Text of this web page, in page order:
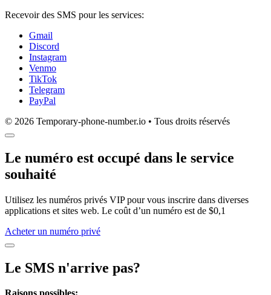
Recevoir des SMS pour les services:
Gmail
Discord
Instagram
Venmo
TikTok
Telegram
PayPal
© 2026 Temporary-phone-number.io • Tous droits réservés
Le numéro est occupé dans le service
souhaité
Utilisez les numéros privés VIP pour vous inscrire dans diverses
applications et sites web. Le coût d’un numéro est de $0,1
Acheter un numéro privé
Le SMS n'arrive pas?